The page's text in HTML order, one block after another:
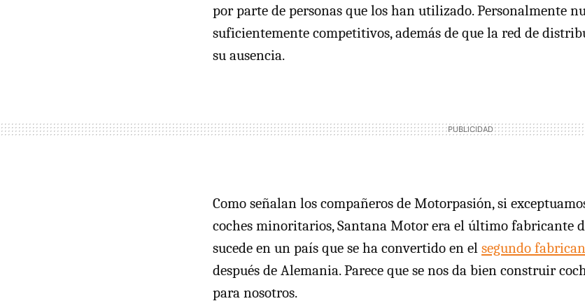
por parte de personas que los han utilizado. Personalmente
suficientemente competitivos, además de que la red de
su ausencia.
Como señalan los compañeros de Motorpasión, si
coches minoritarios, Santana Motor era el último fabricante
sucede en un país que se ha convertido en el segundo
después de Alemania. Parece que se nos da bien construir
para nosotros.